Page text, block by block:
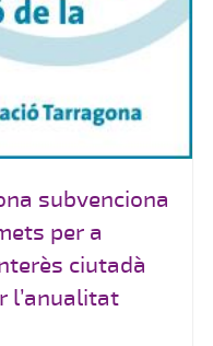
subvenciona
per a
ciutadà
l’anualitat